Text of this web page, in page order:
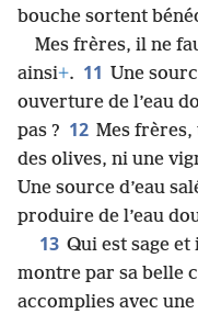
bouche sortent
Mes frères, il ne
ainsi+. 11 Une
ouverture de l’eau
pas ? 12 Mes
des olives, ni une
Une source d’eau
produire de l’eau
13 Qui est sage
montre par sa belle
accomplies avec